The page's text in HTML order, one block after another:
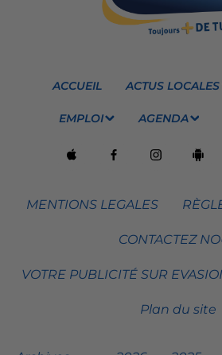
ACCUEIL ACTUS LOCALES
EMPLOI AGENDA
MENTIONS LEGALES
CONTACTEZ
VOTRE PUBLICITÉ SUR
Plan du site